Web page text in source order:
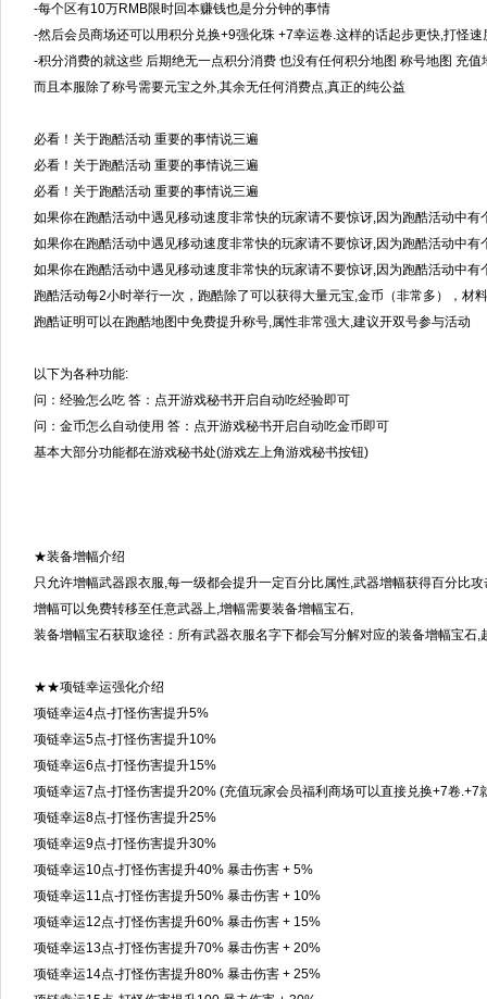
-每个区有10万RMB限时回本赚钱也是分分钟的事情
-然后会员商场还可以用积分兑换+9强化珠 +7幸运卷.这样的话起步更快,打怪速
-积分消费的就这些 后期绝无一点积分消费 也没有任何积分地图 称号地图 充值
而且本服除了称号需要元宝之外,其余无任何消费点,真正的纯公益
必看！关于跑酷活动 重要的事情说三遍
必看！关于跑酷活动 重要的事情说三遍
必看！关于跑酷活动 重要的事情说三遍
如果你在跑酷活动中遇见移动速度非常快的玩家请不要惊讶,因为跑酷活动中
如果你在跑酷活动中遇见移动速度非常快的玩家请不要惊讶,因为跑酷活动中
如果你在跑酷活动中遇见移动速度非常快的玩家请不要惊讶,因为跑酷活动中
跑酷活动每2小时举行一次，跑酷除了可以获得大量元宝,金币（非常多），材
跑酷证明可以在跑酷地图中免费提升称号,属性非常强大,建议开双号参与活动
以下为各种功能:
问：经验怎么吃 答：点开游戏秘书开启自动吃经验即可
问：金币怎么自动使用 答：点开游戏秘书开启自动吃金币即可
基本大部分功能都在游戏秘书处(游戏左上角游戏秘书按钮)
★装备增幅介绍
只允许增幅武器跟衣服,每一级都会提升一定百分比属性,武器增幅获得百分比
增幅可以免费转移至任意武器上,增幅需要装备增幅宝石,
装备增幅宝石获取途径：所有武器衣服名字下都会写分解对应的装备增幅宝石
★★项链幸运强化介绍
项链幸运4点-打怪伤害提升5%
项链幸运5点-打怪伤害提升10%
项链幸运6点-打怪伤害提升15%
项链幸运7点-打怪伤害提升20% (充值玩家会员福利商场可以直接兑换+7卷.+7
项链幸运8点-打怪伤害提升25%
项链幸运9点-打怪伤害提升30%
项链幸运10点-打怪伤害提升40% 暴击伤害 + 5%
项链幸运11点-打怪伤害提升50% 暴击伤害 + 10%
项链幸运12点-打怪伤害提升60% 暴击伤害 + 15%
项链幸运13点-打怪伤害提升70% 暴击伤害 + 20%
项链幸运14点-打怪伤害提升80% 暴击伤害 + 25%